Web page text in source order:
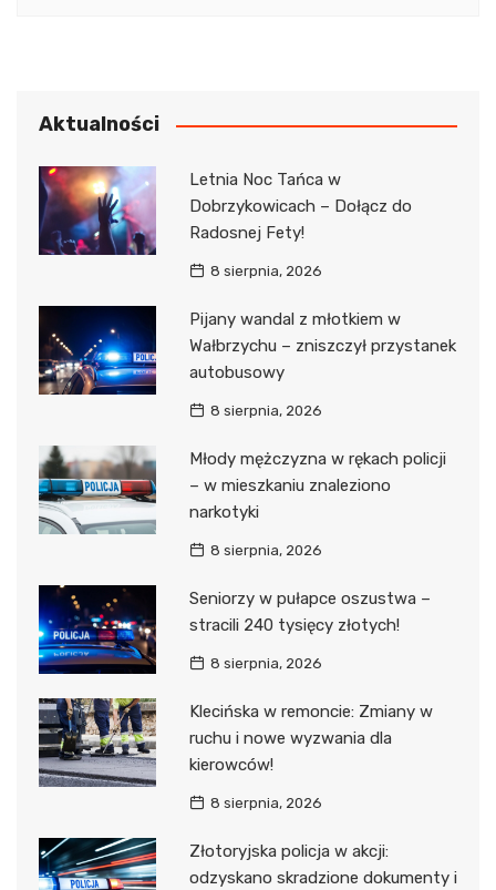
Aktualności
Letnia Noc Tańca w
Dobrzykowicach – Dołącz do
Radosnej Fety!
8 sierpnia, 2026
Pijany wandal z młotkiem w
Wałbrzychu – zniszczył przystanek
autobusowy
8 sierpnia, 2026
Młody mężczyzna w rękach policji
– w mieszkaniu znaleziono
narkotyki
8 sierpnia, 2026
Seniorzy w pułapce oszustwa –
stracili 240 tysięcy złotych!
8 sierpnia, 2026
Klecińska w remoncie: Zmiany w
ruchu i nowe wyzwania dla
kierowców!
8 sierpnia, 2026
Złotoryjska policja w akcji:
odzyskano skradzione dokumenty i